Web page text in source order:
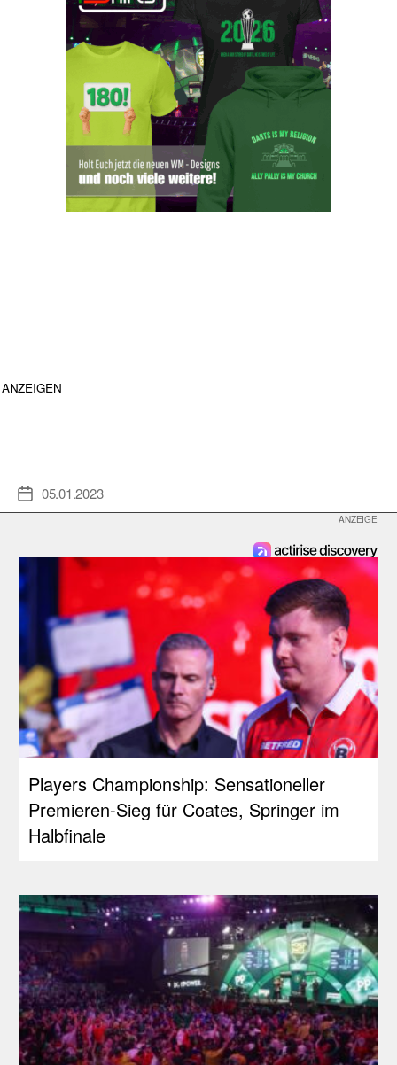
ANZEIGEN
Veröffentlichungsdatum
05.01.2023
Players Championship: Sensationeller
Premieren-Sieg für Coates, Springer im
Halbfinale